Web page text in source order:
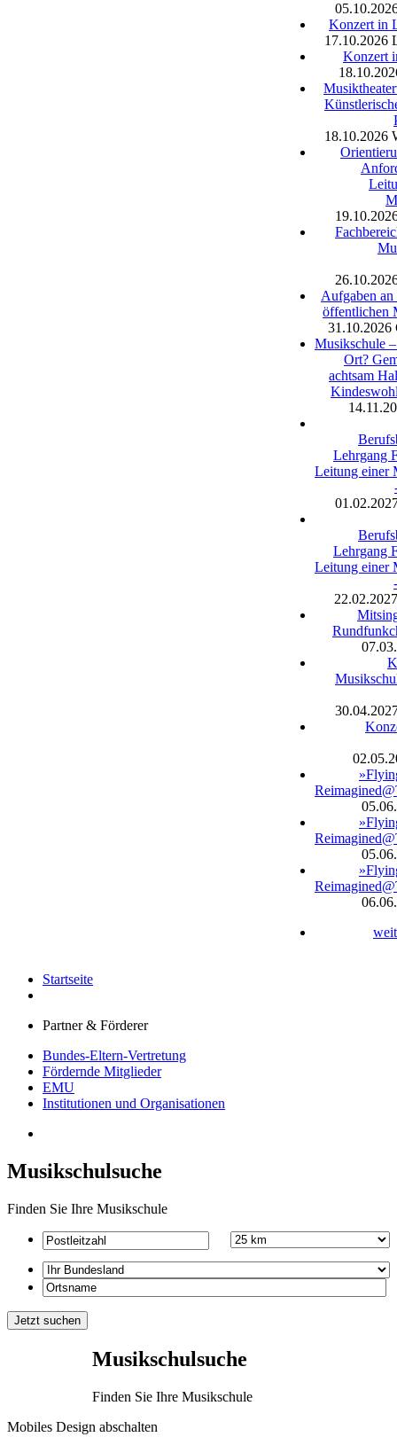
Konzert in
17.10.2026
Konzert
18.10.2026
Aufgaben
öffentlichen
31.10.2026
Musikschule
Ort?
achtsam
Lehrgang
Leitung einer
Lehrgang
Leitung einer
22.02.2027
Startseite
Partner & Förderer
Bundes-Eltern-Vertretung
Fördernde Mitglieder
EMU
Institutionen und Organisationen
Musikschulsuche
Finden Sie Ihre Musikschule
Musikschulsuche
Finden Sie Ihre Musikschule
Mobiles Design abschalten